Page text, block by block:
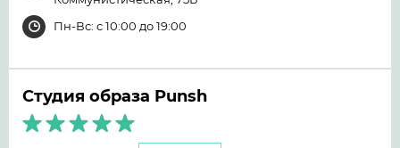
Пн-Вс: с 10:00 до 19:00
Студия образа Punsh